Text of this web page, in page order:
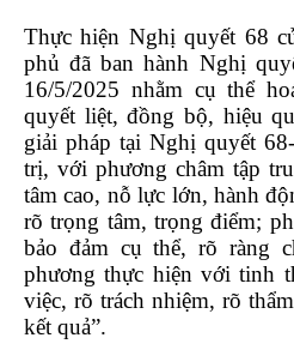
Thực hiện Nghị quyết 68
phủ đã ban hành Nghị
16/5/2025 nhằm cụ thể
quyết liệt, đồng bộ, hiệu
giải pháp tại Nghị quyết
trị, với phương châm tập
tâm cao, nỗ lực lớn, hành
rõ trọng tâm, trọng điểm;
bảo đảm cụ thể, rõ ràng
phương thực hiện với tinh
việc, rõ trách nhiệm, rõ
kết quả”.